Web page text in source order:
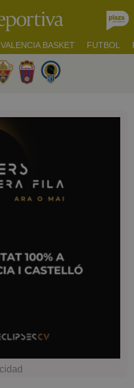
VALENCIA BASKET FUTBOL